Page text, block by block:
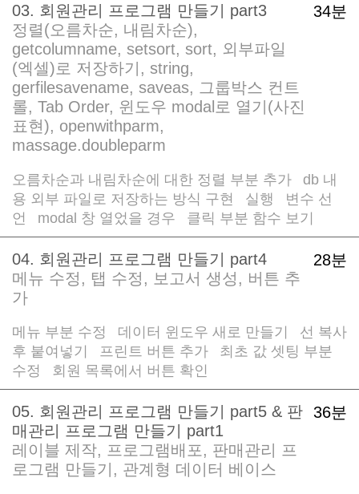
34분
03. 회원관리 프로그램 만들기 part3
정렬(오름차순, 내림차순),
getcolumname, setsort, sort, 외부파일
(엑셀)로 저장하기, string,
gerfilesavename, saveas, 그룹박스 컨트
롤, Tab Order, 윈도우 modal로 열기(사진
표현), openwithparm,
massage.doubleparm
오름차순과 내림차순에 대한 정렬 부분 추가
db 내
용 외부 파일로 저장하는 방식 구현
실행
변수 선
언
modal 창 열었을 경우 클릭 부분 함수 보기
28분
04. 회원관리 프로그램 만들기 part4
메뉴 수정, 탭 수정, 보고서 생성, 버튼 추
가
메뉴 부분 수정 데이터 윈도우 새로 만들기
선 복사
후 붙여넣기
프린트 버튼 추가
최초 값 셋팅 부분
수정
회원 목록에서 버튼 확인
36분
05. 회원관리 프로그램 만들기 part5 & 판
매관리 프로그램 만들기 part1
레이블 제작, 프로그램배포, 판매관리 프
로그램 만들기, 관계형 데이터 베이스